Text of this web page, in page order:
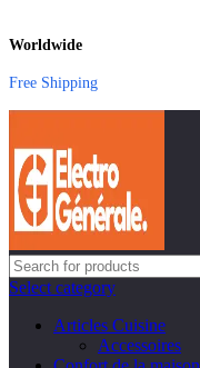
Worldwide
Free Shipping
Select category
Articles Cuisine
Accessoires